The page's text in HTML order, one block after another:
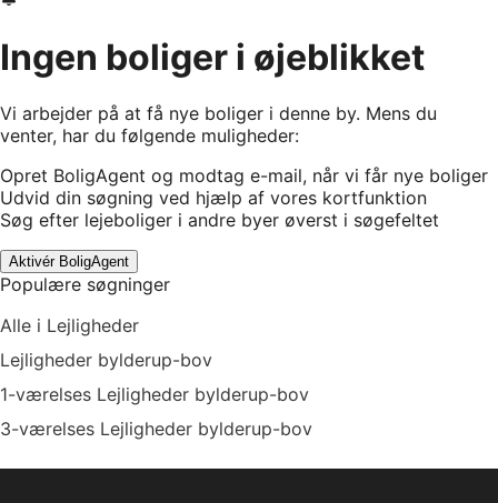
Ingen boliger i øjeblikket
Vi arbejder på at få nye boliger i denne by. Mens du
venter, har du følgende muligheder:
Opret BoligAgent og modtag e-mail, når vi får nye boliger
Udvid din søgning ved hjælp af vores kortfunktion
Søg efter lejeboliger i andre byer øverst i søgefeltet
Aktivér BoligAgent
Populære søgninger
Alle i Lejligheder
Lejligheder bylderup-bov
1-værelses Lejligheder bylderup-bov
3-værelses Lejligheder bylderup-bov